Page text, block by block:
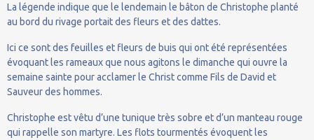
La légende indique que le lendemain le bâton de Christophe planté
au bord du rivage portait des fleurs et des dattes.
Ici ce sont des feuilles et fleurs de buis qui ont été représentées
évoquant les rameaux que nous agitons le dimanche qui ouvre la
semaine sainte pour acclamer le Christ comme Fils de David et
Sauveur des hommes.
Christophe est vêtu d’une tunique très sobre et d’un manteau rouge
qui rappelle son martyre. Les flots tourmentés évoquent les